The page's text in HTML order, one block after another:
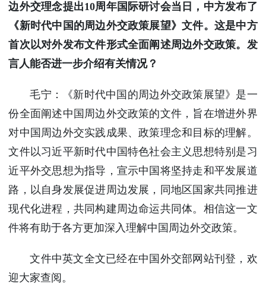
边外交理念提出10周年国际研讨会当日，中方发布了
《新时代中国的周边外交政策展望》文件。这是中方
首次以对外发布文件形式全面阐述周边外交政策。发
言人能否进一步介绍有关情况？
毛宁：《新时代中国的周边外交政策展望》是一
份全面阐述中国周边外交政策的文件，旨在增进外界
对中国周边外交实践成果、政策理念和目标的理解。
文件以习近平新时代中国特色社会主义思想特别是习
近平外交思想为指导，宣示中国将坚持走和平发展道
路，以自身发展促进周边发展，同地区国家共同推进
现代化进程，共同构建周边命运共同体。相信这一文
件将有助于各方更加深入理解中国周边外交政策。
文件中英文全文已经在中国外交部网站刊登，欢
迎大家查阅。